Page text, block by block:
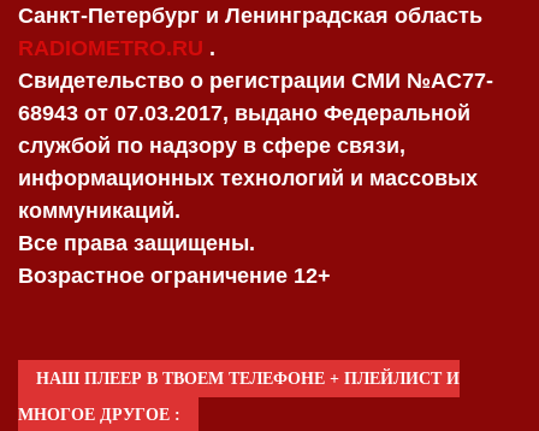
Санкт-Петербург и Ленинградская область
RADIOMETRO.RU .
Свидетельство о регистрации СМИ №AC77-
68943 от 07.03.2017, выдано Федеральной
службой по надзору в сфере связи,
информационных технологий и массовых
коммуникаций.
Все права защищены.
Возрастное ограничение 12+
НАШ ПЛЕЕР В ТВОЕМ ТЕЛЕФОНЕ + ПЛЕЙЛИСТ И
МНОГОЕ ДРУГОЕ :